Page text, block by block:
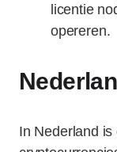
licentie
opereren.
In Nederland